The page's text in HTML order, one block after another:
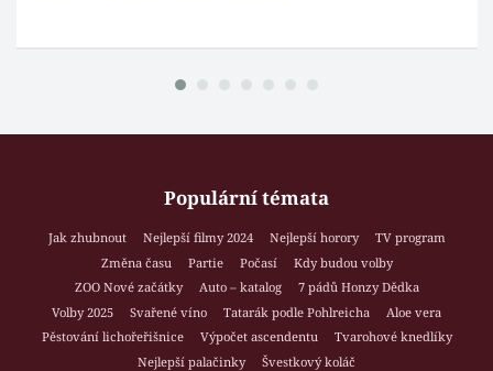
Populární témata
Jak zhubnout Nejlepší filmy 2024 Nejlepší horory
TV program
Změna času
Partie Počasí
Kdy budou volby
ZOO Nové začátky
Auto – katalog
7 pádů Honzy Dědka
Volby 2025
Svařené víno Tatarák podle Pohlreicha
Aloe vera
Pěstování lichořeřišnice
Výpočet ascendentu
Tvarohové knedlíky
Nejlepší palačinky
Švestkový koláč